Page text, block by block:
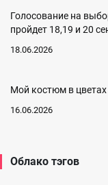
Голосование на
пройдет 18,19 и 20
18.06.2026
Мой костюм в
16.06.2026
Облако тэгов